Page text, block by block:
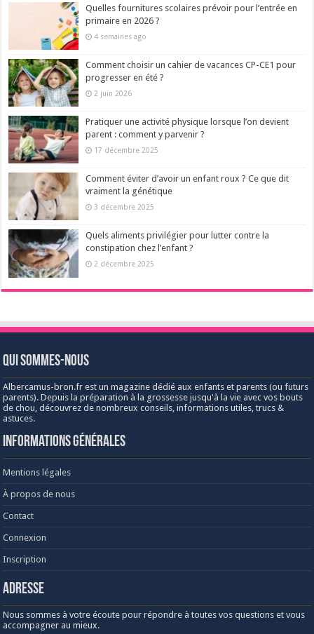
Quelles fournitures scolaires prévoir pour l’entrée en
primaire en 2026 ?
4 semaines ago
Comment choisir un cahier de vacances CP-CE1 pour
progresser en été ?
2 juin 2026
Pratiquer une activité physique lorsque l’on devient
parent : comment y parvenir ?
17 décembre 2025
Comment éviter d’avoir un enfant roux ? Ce que dit
vraiment la génétique
3 décembre 2025
Quels aliments privilégier pour lutter contre la
constipation chez l’enfant ?
2 décembre 2025
Qui sommes-nous
Albercamus-bron.fr est un magazine dédié aux enfants et parents (ou futurs
parents). Depuis la préparation à la grossesse jusqu'à la vie avec vos bouts
de chou, découvrez de nombreux conseils, informations utiles, trucs &
astuces.
Informations générales
Mentions légales
À propos de nous
Contact
Connexion
Inscription
Adresse
Nous sommes à votre écoute pour répondre à toutes vos questions et vous
accompagner au mieux.